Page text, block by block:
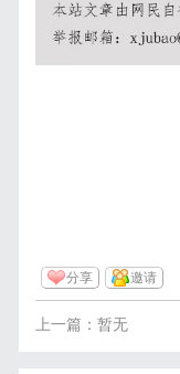
分享 邀请
上一篇：暂无